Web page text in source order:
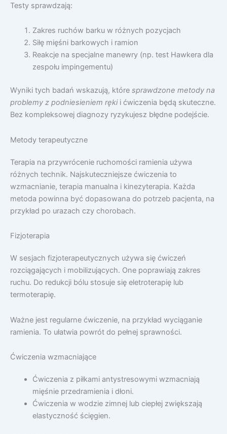
Testy sprawdzają:
Zakres ruchów barku w różnych pozycjach
Siłę mięśni barkowych i ramion
Reakcje na specjalne manewry (np. test Hawkera dla
zespołu impingementu)
Wyniki tych badań wskazują, które sprawdzone metody na
problemy z podniesieniem rękii ćwiczenia będą skuteczne.
Bez kompleksowej diagnozy ryzykujesz błędne podejście.
Metody terapeutyczne
Terapia na przywrócenie ruchomości ramienia używa
różnych technik. Najskuteczniejsze ćwiczenia to
wzmacnianie, terapia manualna i kinezyterapia. Każda
metoda powinna być dopasowana do potrzeb pacjenta, na
przykład po urazach czy chorobach.
Fizjoterapia
W sesjach fizjoterapeutycznych używa się ćwiczeń
rozciągających i mobilizujących. One poprawiają zakres
ruchu. Do redukcji bólu stosuje się eletroterapię lub
termoterapię.
Ważne jest regularne ćwiczenie, na przykład wyciąganie
ramienia. To ułatwia powrót do pełnej sprawności.
Ćwiczenia wzmacniające
Ćwiczenia z piłkami antystresowymi wzmacniają
mięśnie przedramienia i dłoni.
Ćwiczenia w wodzie zimnej lub ciepłej zwiększają
elastyczność ścięgien.